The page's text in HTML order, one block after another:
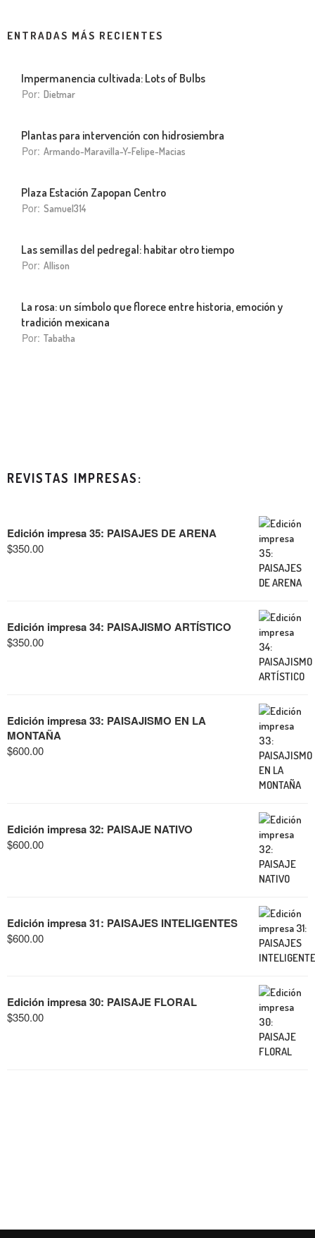
ENTRADAS MÁS RECIENTES
Impermanencia cultivada: Lots of Bulbs
Por: Dietmar
Plantas para intervención con hidrosiembra
Por: Armando-Maravilla-Y-Felipe-Macias
Plaza Estación Zapopan Centro
Por: Samuel314
Las semillas del pedregal: habitar otro tiempo
Por: Allison
La rosa: un símbolo que florece entre historia, emoción y
tradición mexicana
Por: Tabatha
REVISTAS IMPRESAS:
Edición impresa 35: PAISAJES DE ARENA
$350.00
Edición impresa 34: PAISAJISMO ARTÍSTICO
$350.00
Edición impresa 33: PAISAJISMO EN LA
MONTAÑA
$600.00
Edición impresa 32: PAISAJE NATIVO
$600.00
Edición impresa 31: PAISAJES INTELIGENTES
$600.00
Edición impresa 30: PAISAJE FLORAL
$350.00